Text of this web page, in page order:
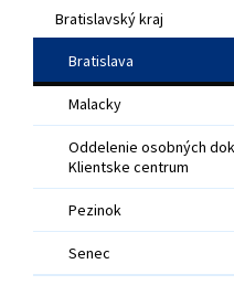
Bratislavský kraj
Bratislava
Malacky
Oddelenie osobných
Klientske centrum
Pezinok
Senec